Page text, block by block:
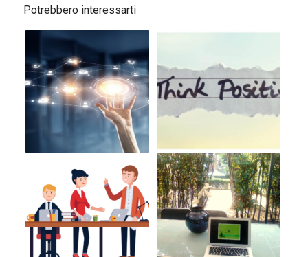
Potrebbero interessarti